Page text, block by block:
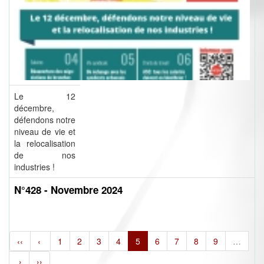
Le 12
décembre,
défendons notre
niveau de vie et
la relocalisation
de nos
industries !
N°428 - Novembre 2024
‹‹ ‹ 1 2 3 4 5 6 7 8 9
…
›
››